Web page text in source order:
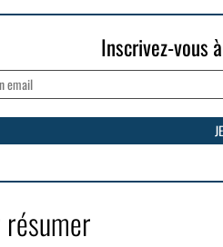
Inscrivez-vous
résumer